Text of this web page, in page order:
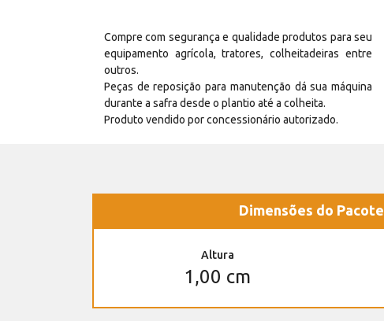
Compre com segurança e qualidade produtos para seu
equipamento agrícola, tratores, colheitadeiras entre
outros.
Peças de reposição para manutenção dá sua máquina
durante a safra desde o plantio até a colheita.
Produto vendido por concessionário autorizado.
Dimensões do Pacote
Altura
1,00 cm